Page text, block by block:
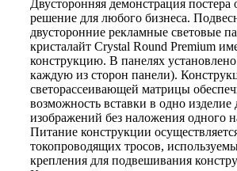
Двусторонняя демонстрация постера
решение для любого бизнеса.
двусторонние рекламные световые
кристалайт Crystal Round Premium
конструкцию. В панелях
каждую из сторон панели).
светорассеивающей матрицы
возможность вставки в одно изделие
изображений без наложения одного
Питание конструкции
токопроводящих тросов,
крепления для подвешивания